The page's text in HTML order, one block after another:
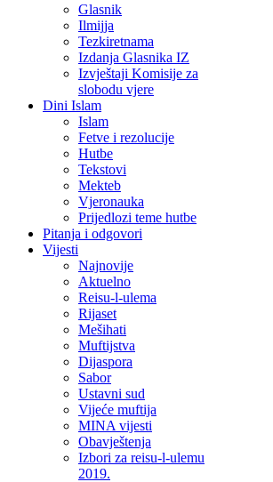
Glasnik
Ilmijja
Tezkiretnama
Izdanja Glasnika IZ
Izvještaji Komisije za
slobodu vjere
Dini Islam
Islam
Fetve i rezolucije
Hutbe
Tekstovi
Mekteb
Vjeronauka
Prijedlozi teme hutbe
Pitanja i odgovori
Vijesti
Najnovije
Aktuelno
Reisu-l-ulema
Rijaset
Mešihati
Muftijstva
Dijaspora
Sabor
Ustavni sud
Vijeće muftija
MINA vijesti
Obavještenja
Izbori za reisu-l-ulemu
2019.